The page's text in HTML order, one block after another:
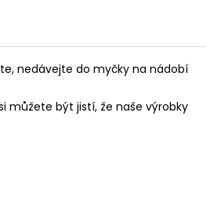
nedávejte do myčky na nádobí
můžete být jistí, že naše výrobky